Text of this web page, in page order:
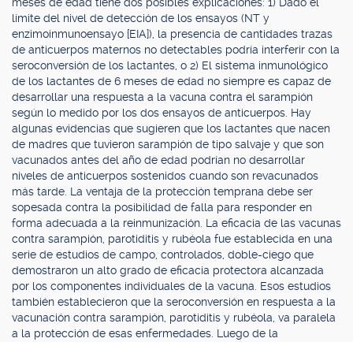
límite del nivel de detección de los ensayos (NT y
enzimoinmunoensayo [EIA]), la presencia de cantidades trazas
de anticuerpos maternos no detectables podría interferir con la
seroconversión de los lactantes, o 2) El sistema inmunológico
de los lactantes de 6 meses de edad no siempre es capaz de
desarrollar una respuesta a la vacuna contra el sarampión
según lo medido por los dos ensayos de anticuerpos. Hay
algunas evidencias que sugieren que los lactantes que nacen
de madres que tuvieron sarampión de tipo salvaje y que son
vacunados antes del año de edad podrían no desarrollar
niveles de anticuerpos sostenidos cuando son revacunados
más tarde. La ventaja de la protección temprana debe ser
sopesada contra la posibilidad de falla para responder en
forma adecuada a la reinmunización. La eficacia de las vacunas
contra sarampión, parotiditis y rubéola fue establecida en una
serie de estudios de campo, controlados, doble-ciego que
demostraron un alto grado de eficacia protectora alcanzada
por los componentes individuales de la vacuna. Esos estudios
también establecieron que la seroconversión en respuesta a la
vacunación contra sarampión, parotiditis y rubéola, va paralela
a la protección de esas enfermedades. Luego de la